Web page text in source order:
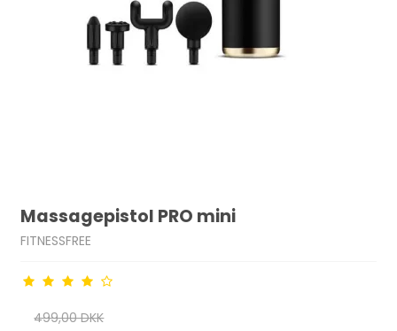
Massagepistol PRO mini
FITNESSFREE
499,00 DKK